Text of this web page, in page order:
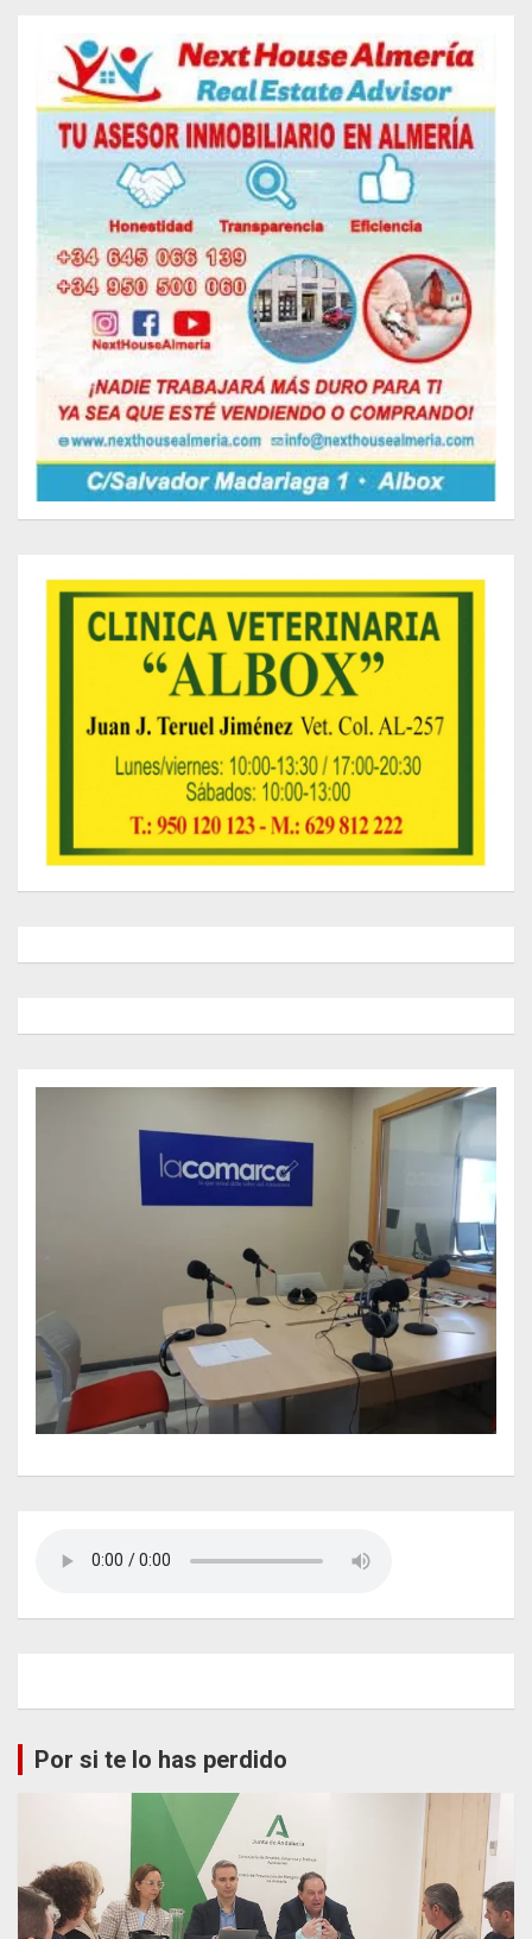
Por si te lo has perdido